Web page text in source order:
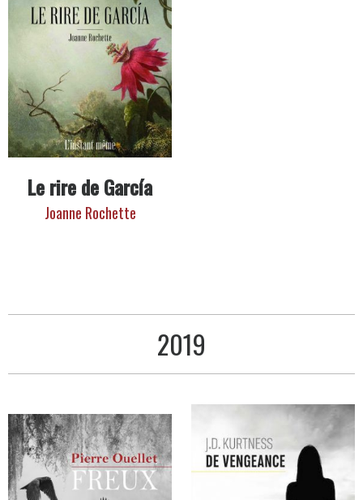
Le rire de García
Joanne Rochette
Livres
en
2019